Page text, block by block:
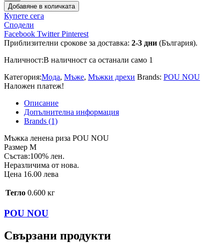
за
Мъжка
ленена
риза
POU
NOU
Добавяне в количката
Купете сега
Сподели
Facebook Twitter Pinterest
Приблизителни срокове за доставка: 2-3 дни (България).
Наличност:В наличност са останали само 1
Категория:Мода, Мъже, Мъжки дрехи Brands: POU NOU
Наложен платеж!
Описание
Допълнителна информация
Brands (1)
Мъжка ленена риза POU NOU
Размер M
Състав:100% лен.
Неразличима от нова.
Цена 16.00 лева
Тегло 0.600 кг
POU NOU
Свързани продукти